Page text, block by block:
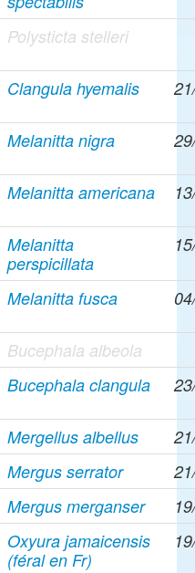
Polysticta stelleri
Clangula hyemalis
Melanitta nigra
Melanitta americana
Melanitta
perspicillata
Melanitta fusca
Bucephala albeola
Bucephala clangula
Mergellus albellus
Mergus serrator
Mergus merganser
Oxyura jamaicensis
(féral en Fr)